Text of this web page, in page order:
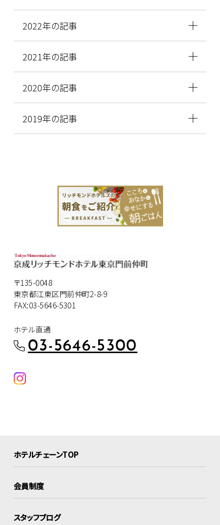
2022年の記事
2021年の記事
2020年の記事
2019年の記事
〒135-0048
東京都江東区門前仲町2-8-9
FAX:03-5646-5301
ホテル直通
03-5646-5300
ホテルチェーンTOP
会員制度
スタッフブログ